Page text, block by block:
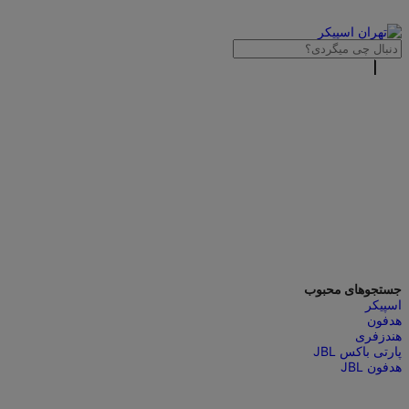
جستجوهای محبوب
اسپیکر
هدفون
هندزفری
پارتی باکس JBL
هدفون JBL